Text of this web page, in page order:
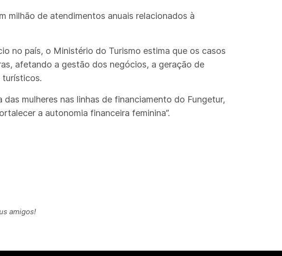
milhão de atendimentos anuais relacionados à
no país, o Ministério do Turismo estima que os casos
afetando a gestão dos negócios, a geração de
turísticos.
mulheres nas linhas de financiamento do Fungetur,
a autonomia financeira feminina”.
amigos!